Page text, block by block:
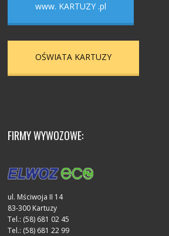
www. KARTUZY .pl
OŚWIATA KARTUZY
FIRMY WYWOZOWE:
ul. Mściwoja II 14
83-300 Kartuzy
Tel.: (58) 681 02 45
Tel.: (58) 681 22 99